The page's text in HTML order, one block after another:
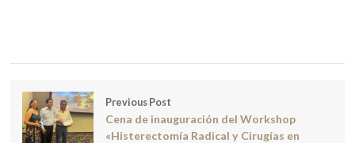
Previous Post
Cena de inauguración del Workshop
«Histerectomía Radical y Cirugías en